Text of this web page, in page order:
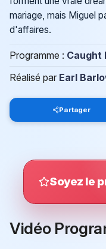
mariage, mais Miguel
d'affaires.
Programme : Caught
Réalisé par Earl
Partager
Soyez le
Vidéo